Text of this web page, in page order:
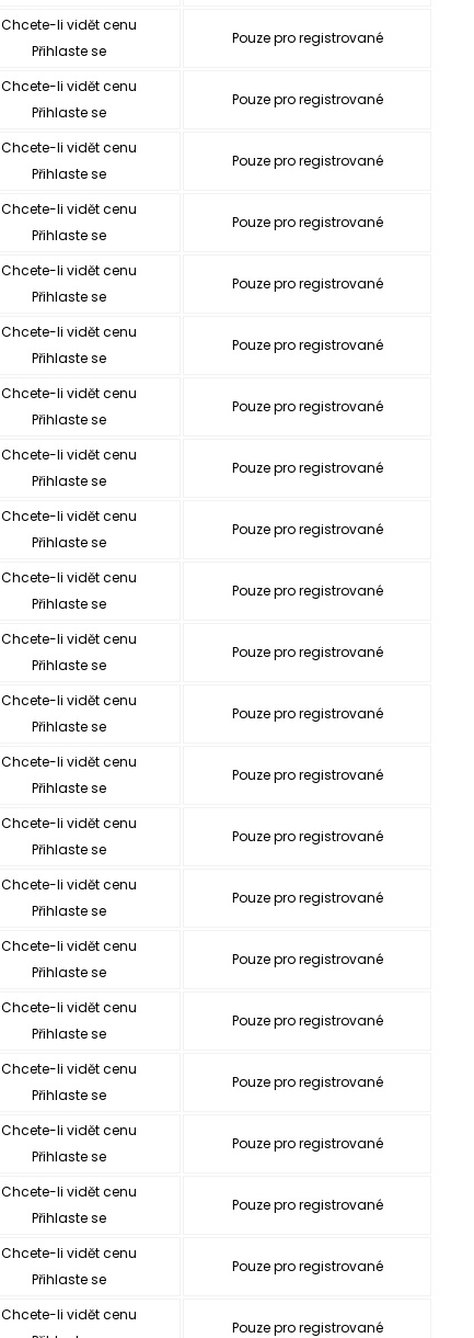
Chcete-li vidět cenu
Přihlaste se
Pouze pro registrované
Chcete-li vidět cenu
Přihlaste se
Pouze pro registrované
Chcete-li vidět cenu
Přihlaste se
Pouze pro registrované
Chcete-li vidět cenu
Přihlaste se
Pouze pro registrované
Chcete-li vidět cenu
Přihlaste se
Pouze pro registrované
Chcete-li vidět cenu
Přihlaste se
Pouze pro registrované
Chcete-li vidět cenu
Přihlaste se
Pouze pro registrované
Chcete-li vidět cenu
Přihlaste se
Pouze pro registrované
Chcete-li vidět cenu
Přihlaste se
Pouze pro registrované
Chcete-li vidět cenu
Přihlaste se
Pouze pro registrované
Chcete-li vidět cenu
Přihlaste se
Pouze pro registrované
Chcete-li vidět cenu
Přihlaste se
Pouze pro registrované
Chcete-li vidět cenu
Přihlaste se
Pouze pro registrované
Chcete-li vidět cenu
Přihlaste se
Pouze pro registrované
Chcete-li vidět cenu
Přihlaste se
Pouze pro registrované
Chcete-li vidět cenu
Přihlaste se
Pouze pro registrované
Chcete-li vidět cenu
Přihlaste se
Pouze pro registrované
Chcete-li vidět cenu
Přihlaste se
Pouze pro registrované
Chcete-li vidět cenu
Přihlaste se
Pouze pro registrované
Chcete-li vidět cenu
Přihlaste se
Pouze pro registrované
Chcete-li vidět cenu
Přihlaste se
Pouze pro registrované
Chcete-li vidět cenu
Pouze pro registrované